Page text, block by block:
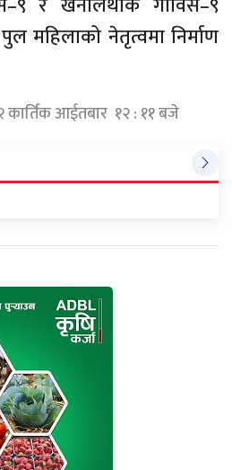
महिलाको नेतृत्वमा निर्माण
कार्तिक आईतबार १२ : ११ बजे